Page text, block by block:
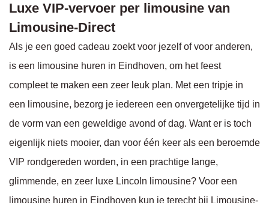
Luxe VIP-vervoer per limousine van
Limousine-Direct
Als je een goed cadeau zoekt voor jezelf of voor anderen,
is een limousine huren in Eindhoven, om het feest
compleet te maken een zeer leuk plan. Met een tripje in
een limousine, bezorg je iedereen een onvergetelijke tijd in
de vorm van een geweldige avond of dag. Want er is toch
eigenlijk niets mooier, dan voor één keer als een beroemde
VIP rondgereden worden, in een prachtige lange,
glimmende, en zeer luxe Lincoln limousine? Voor een
limousine huren in Eindhoven kun je terecht bij Limousine-